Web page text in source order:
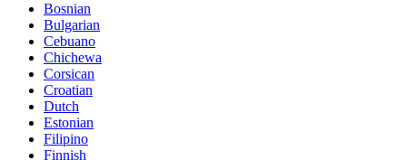
Bosnian
Bulgarian
Cebuano
Chichewa
Corsican
Croatian
Dutch
Estonian
Filipino
Finnish